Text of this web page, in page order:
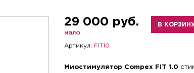
29 000 руб.
мало
В
Артикул: FIT10
Миостимулятор Compex FIT 1.0